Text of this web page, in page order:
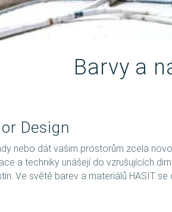
Barvy a
Design
nebo dát vašim prostorům zcela
a techniky unášejí do vzrušujících
Ve světě barev a materiálů HASIT se